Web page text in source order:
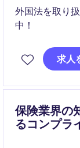
外国法を取り
中！
求人
保険業界の
るコンプラ